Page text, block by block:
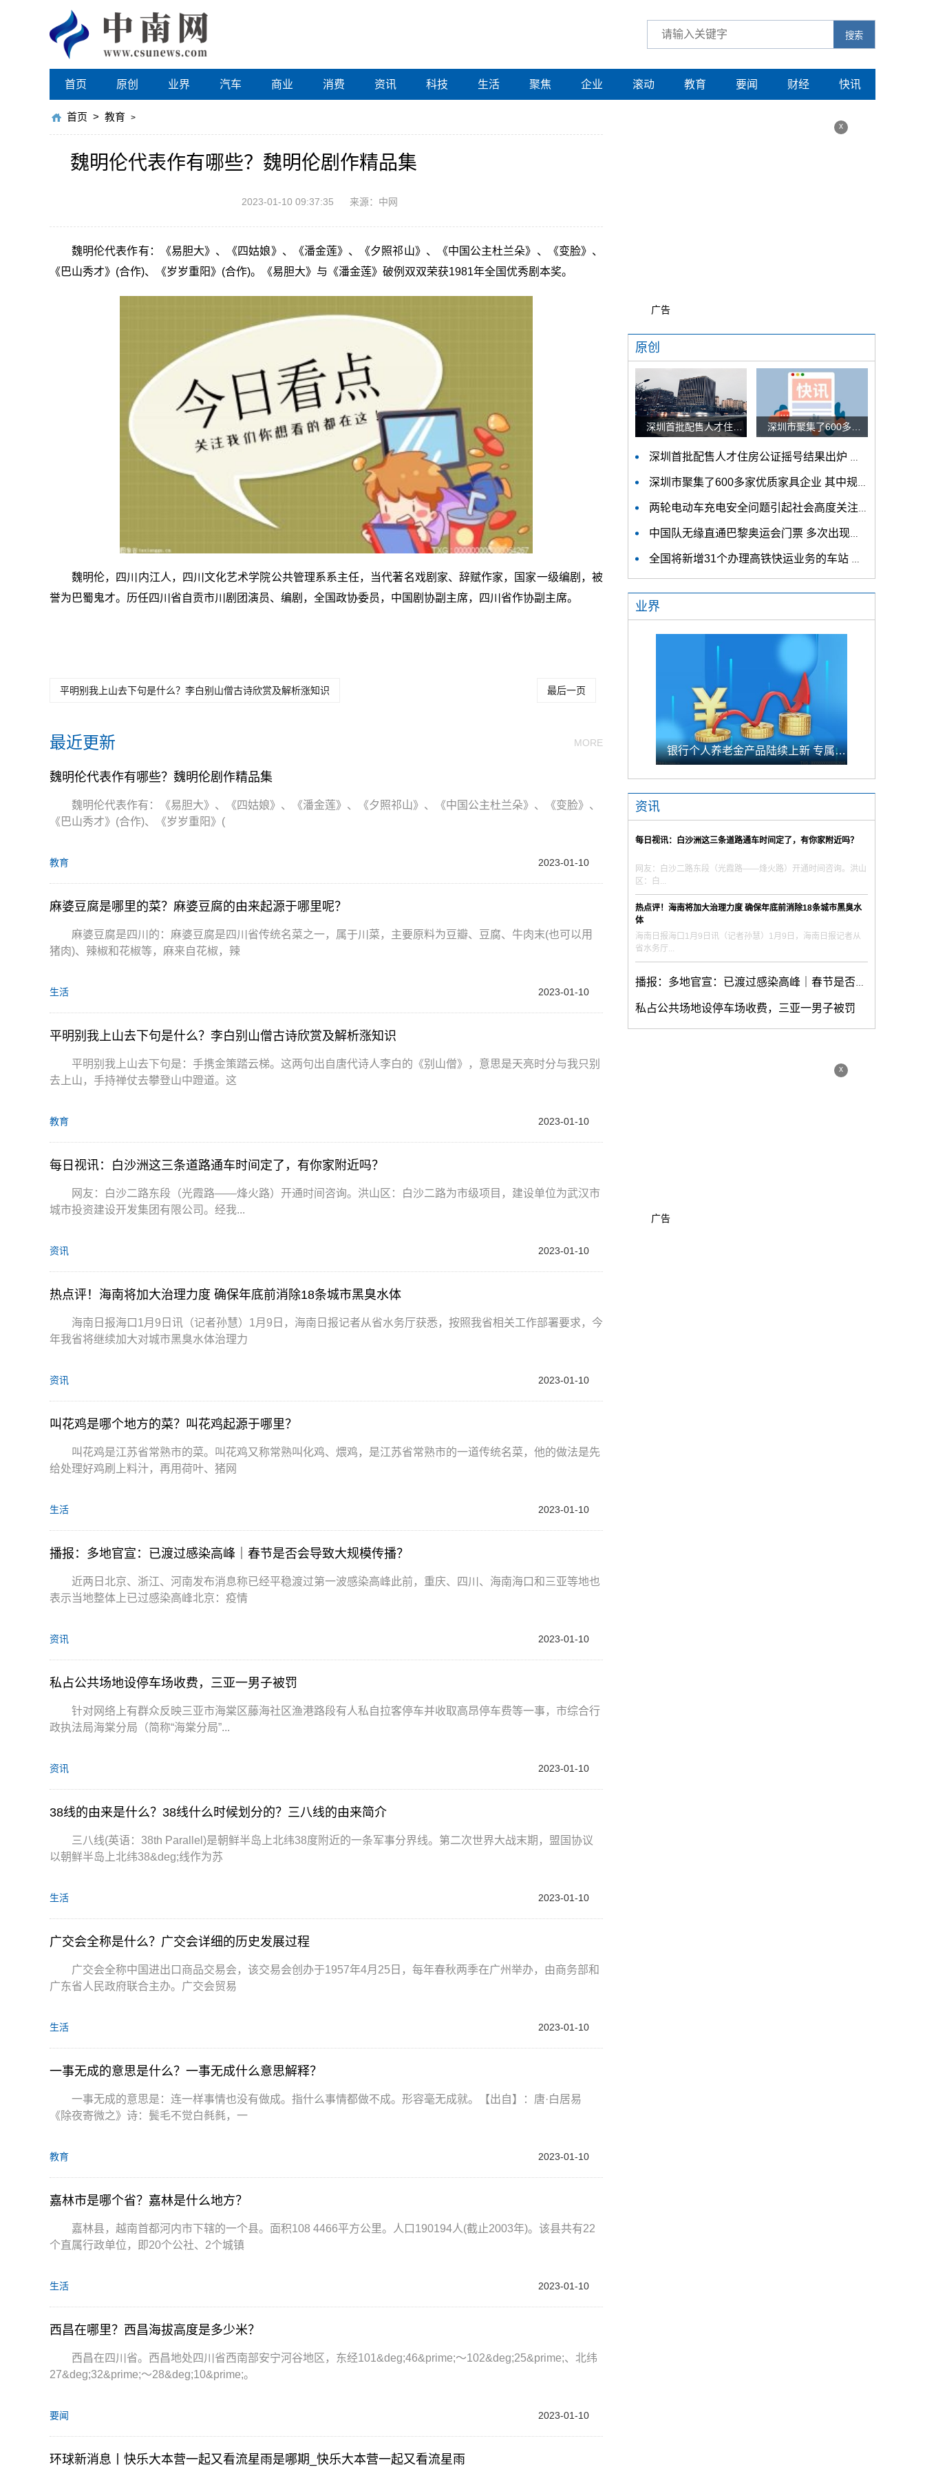
搜索
首页 原创 业界 汽车 商业 消费 资讯 科技 生活 聚焦 企业 滚动 教育 要闻 财经 快讯
首页 > 教育 >
魏明伦代表作有哪些？魏明伦剧作精品集
2023-01-10 09:37:35 来源：中网
魏明伦代表作有：《易胆大》、《四姑娘》、《潘金莲》、《夕照祁山》、《中国公主杜兰朵》、《变脸》、
《巴山秀才》(合作)、《岁岁重阳》(合作)。《易胆大》与《潘金莲》破例双双荣获1981年全国优秀剧本奖。
魏明伦，四川内江人，四川文化艺术学院公共管理系系主任，当代著名戏剧家、辞赋作家，国家一级编剧，被
誉为巴蜀鬼才。历任四川省自贡市川剧团演员、编剧，全国政协委员，中国剧协副主席，四川省作协副主席。
平明别我上山去下句是什么？李白别山僧古诗欣赏及解析涨知识 最后一页
最近更新 MORE
魏明伦代表作有哪些？魏明伦剧作精品集
魏明伦代表作有：《易胆大》、《四姑娘》、《潘金莲》、《夕照祁山》、《中国公主杜兰朵》、《变脸》、
《巴山秀才》(合作)、《岁岁重阳》(
教育 2023-01-10
麻婆豆腐是哪里的菜？麻婆豆腐的由来起源于哪里呢？
麻婆豆腐是四川的：麻婆豆腐是四川省传统名菜之一，属于川菜，主要原料为豆瓣、豆腐、牛肉末(也可以用
猪肉)、辣椒和花椒等，麻来自花椒，辣
生活 2023-01-10
平明别我上山去下句是什么？李白别山僧古诗欣赏及解析涨知识
平明别我上山去下句是：手携金策踏云梯。这两句出自唐代诗人李白的《别山僧》，意思是天亮时分与我只别
去上山，手持禅仗去攀登山中蹬道。这
教育 2023-01-10
每日视讯：白沙洲这三条道路通车时间定了，有你家附近吗？
网友：白沙二路东段（光霞路——烽火路）开通时间咨询。洪山区：白沙二路为市级项目，建设单位为武汉市
城市投资建设开发集团有限公司。经我...
资讯 2023-01-10
热点评！海南将加大治理力度 确保年底前消除18条城市黑臭水体
海南日报海口1月9日讯（记者孙慧）1月9日，海南日报记者从省水务厅获悉，按照我省相关工作部署要求，今
年我省将继续加大对城市黑臭水体治理力
资讯 2023-01-10
叫花鸡是哪个地方的菜？叫花鸡起源于哪里？
叫花鸡是江苏省常熟市的菜。叫花鸡又称常熟叫化鸡、煨鸡，是江苏省常熟市的一道传统名菜，他的做法是先
给处理好鸡刷上料汁，再用荷叶、猪网
生活 2023-01-10
播报：多地官宣：已渡过感染高峰｜春节是否会导致大规模传播？
近两日北京、浙江、河南发布消息称已经平稳渡过第一波感染高峰此前，重庆、四川、海南海口和三亚等地也
表示当地整体上已过感染高峰北京：疫情
资讯 2023-01-10
私占公共场地设停车场收费，三亚一男子被罚
针对网络上有群众反映三亚市海棠区藤海社区渔港路段有人私自拉客停车并收取高昂停车费等一事，市综合行
政执法局海棠分局（简称“海棠分局”...
资讯 2023-01-10
38线的由来是什么？38线什么时候划分的？三八线的由来简介
三八线(英语：38th Parallel)是朝鲜半岛上北纬38度附近的一条军事分界线。第二次世界大战末期，盟国协议
以朝鲜半岛上北纬38&deg;线作为苏
生活 2023-01-10
广交会全称是什么？广交会详细的历史发展过程
广交会全称中国进出口商品交易会，该交易会创办于1957年4月25日，每年春秋两季在广州举办，由商务部和
广东省人民政府联合主办。广交会贸易
生活 2023-01-10
一事无成的意思是什么？一事无成什么意思解释？
一事无成的意思是：连一样事情也没有做成。指什么事情都做不成。形容毫无成就。【出自】：唐·白居易
《除夜寄微之》诗：鬓毛不觉白毵毵，一
教育 2023-01-10
嘉林市是哪个省？嘉林是什么地方？
嘉林县，越南首都河内市下辖的一个县。面积108 4466平方公里。人口190194人(截止2003年)。该县共有22
个直属行政单位，即20个公社、2个城镇
生活 2023-01-10
西昌在哪里？西昌海拔高度是多少米？
西昌在四川省。西昌地处四川省西南部安宁河谷地区，东经101&deg;46&prime;～102&deg;25&prime;、北纬
27&deg;32&prime;～28&deg;10&prime;。
要闻 2023-01-10
环球新消息丨快乐大本营一起又看流星雨是哪期_快乐大本营一起又看流星雨
x
广告
原创
深圳首批配售人才住房公证摇号结果出炉 认购家庭将于12月9日起选房
深圳市聚集了600多家优质家具企业 其中规模以上企业占比90%
两轮电动车充电安全问题引起社会高度关注 多措并举强化充电安全监管
中国队无缘直通巴黎奥运会门票 多次出现失误平衡木唐茜靖、罗蕊掉木
全国将新增31个办理高铁快运业务的车站 高铁快运车站将达280个
业界
银行个人养老金产品陆续上新 专属储蓄期限偏1年至5年的中长期
资讯
每日视讯：白沙洲这三条道路通车时间定了，有你家附近吗？
网友：白沙二路东段（光霞路——烽火路）开通时间咨询。洪山
区：白...
热点评！海南将加大治理力度 确保年底前消除18条城市黑臭水
体
海南日报海口1月9日讯（记者孙慧）1月9日，海南日报记者从
省水务厅...
播报：多地官宣：已渡过感染高峰｜春节是否会导致大规模传播？
私占公共场地设停车场收费，三亚一男子被罚
x
广告